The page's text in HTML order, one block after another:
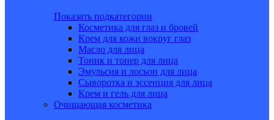
Показать подкатегории
Косметика для глаз и бровей
Крем для кожи вокруг глаз
Масло для лица
Тоник и тонер для лица
Эмульсия и лосьон для лица
Сыворотка и эссенция для лица
Крем и гель для лица
Очищающая косметика